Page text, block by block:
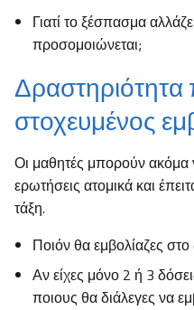
Γιατί το ξέσπασμα
προσομοιώνεται;
στοχευμένος
Οι μαθητές μπορούν ακόμα
ερωτήσεις ατομικά και
τάξη.
Ποιόν θα εμβολίαζες στο
Αν είχες μόνο 2 ή 3
ποιους θα διάλεγες να